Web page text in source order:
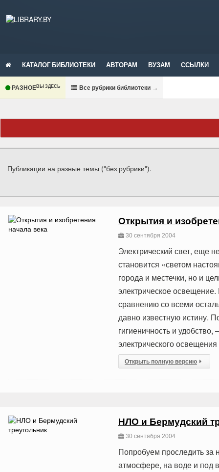
КАТАЛОГ БИБЛИОТЕКИ АВТОРАМ ВУЗАМ ССЫЛКИ
РАЗНОЕВЫ ЗДЕСЬ Все рубрики библиотеки →
Публикации на разные темы ("без рубрики").
Открытия и
30 сентября 2004
Электрический свет, еще
становится «светом
города и местечки, но и
электрическое освещение.
сравнению со всеми
давно известную истину.
гигиеничность и
электрического
Открыть полную версию
НЛО и Бермудский
30 сентября 2004
Попробуем проследить за
атмосфере, на воде и под